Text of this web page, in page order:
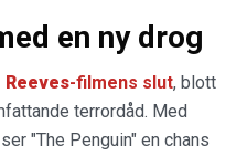
en ny drog
Reeves-filmens slut, blott
terrordåd. Med
"The Penguin" en chans